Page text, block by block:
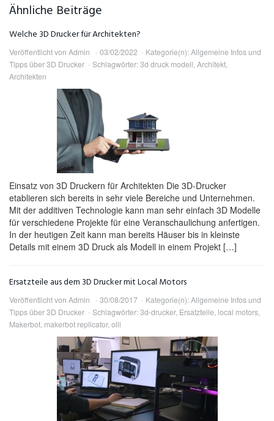
Ähnliche Beiträge
Welche 3D Drucker für Architekten?
Veröffentlicht von Admin 03/02/2022 Kategorie(n):Allgemeine Infos und
Tipps über 3D Drucker
Schlagwörter:3d druck modell, Architekt,
Architekten
Einsatz von 3D Druckern für Architekten Die 3D-Drucker
etablieren sich bereits in sehr viele Bereiche und Unternehmen.
Mit der additiven Technologie kann man sehr einfach 3D Modelle
für verschiedene Projekte für eine Veranschaulichung anfertigen.
In der heutigen Zeit kann man bereits Häuser bis in kleinste
Details mit einem 3D Druck als Modell in einem Projekt […]
Ersatzteile aus dem 3D Drucker mit Local Motors
Veröffentlicht von Admin 30/08/2017 Kategorie(n):Allgemeine Infos und
Tipps über 3D Drucker
Schlagwörter:3d-drucker, Ersatzteile, local motors,
Makerbot, makerbot replicator, olli